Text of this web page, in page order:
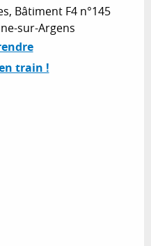
Bâtiment F4 n°145
sur-Argens
train !